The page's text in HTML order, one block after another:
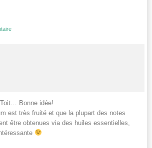
Bonne idée!
est très fruité et que la plupart des notes
être obtenues via des huiles essentielles,